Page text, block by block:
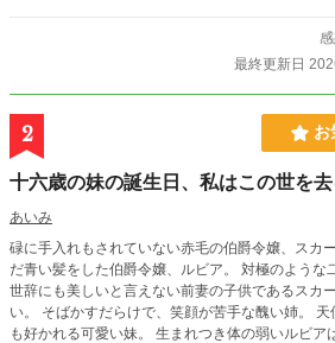
最終更新日
2 お
十六歳の妹の誕生日、私はこの世を去
あいみ
碌に手入れもされていない赤毛の伯爵令嬢、スカーレット。 宝石
だ青い髪をした伯爵令嬢、ルビア。 対極のような二人は姉妹。母親の違う。 お
世辞にも美しいと言えない前妻の子供であるスカ
い。 そばかすだらけで、笑顔が苦手な醜い姉。 天使のように愛らしく、誰から
も好かれる可愛い妹。 生まれつき体の弱いルビアは長くは生きられないと宣告